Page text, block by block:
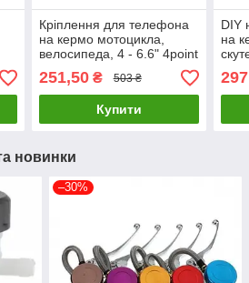
Кріплення для телефона
на кермо мотоцикла,
велосипеда, 4 - 6.6" 4point
251,50₴ 503 ₴
Купити
DIY
на
з
новинки
–30%